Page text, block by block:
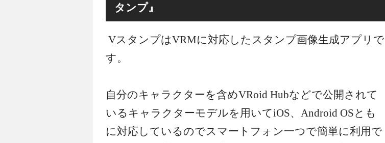
タンプ』
VスタンプはVRMに対応したスタンプ画像生成アプリで
す。
自分のキャラクターを含めVRoid Hubなどで公開されて
いるキャラクターモデルを用いてiOS、Android OSとも
に対応しているのでスマートフォン一つで簡単に利用で